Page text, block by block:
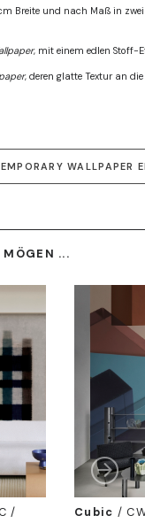
Breite und nach Maß in zwei
, mit einem edlen Stoff-
, deren glatte Textur an
WALLPAPER
MÖGEN ...
/
Cubic /